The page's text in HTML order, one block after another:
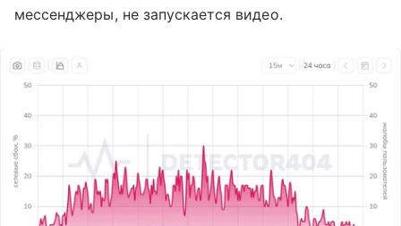
мессенджеры, не запускается видео.